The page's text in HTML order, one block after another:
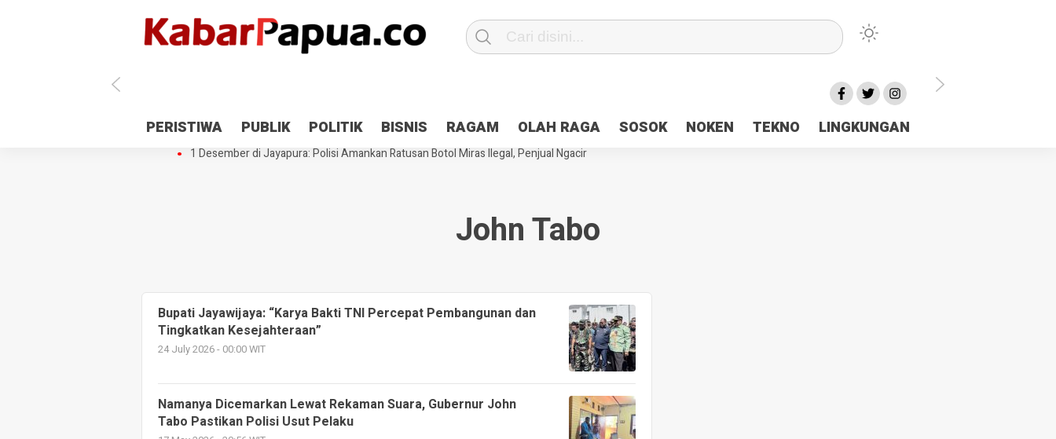
PERISTIWA PUBLIK POLITIK BISNIS RAGAM OLAH RAGA SOSOK NOKEN TEKNO LINGKUNGAN
Antisipasi 1 Desember, TNI Polri Patroli 2×24 jam di Kota Jayapura
Pesan Sejuk Polri di Deklarasi Pemilu Ceria Tanah Papua
Gedung Perpustakaan SMPN 5 Sentani Terbakar
Hibah Pilkada Jayapura Cair 10 Persen, Deposit Kas Daerah Rp23 Miliar Disorot
1 Desember di Jayapura: Polisi Amankan Ratusan Botol Miras Ilegal, Penjual Ngacir
John Tabo
Bupati Jayawijaya: “Karya Bakti TNI Percepat Pembangunan dan
Tingkatkan Kesejahteraan”
24 July 2026 - 00:00 WIT
Namanya Dicemarkan Lewat Rekaman Suara, Gubernur John
Tabo Pastikan Polisi Usut Pelaku